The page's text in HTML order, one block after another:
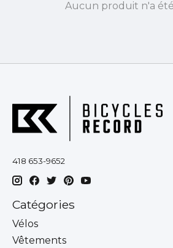
Aucun produit n'a
418 653-9652
Catégories
Vélos
Vêtements